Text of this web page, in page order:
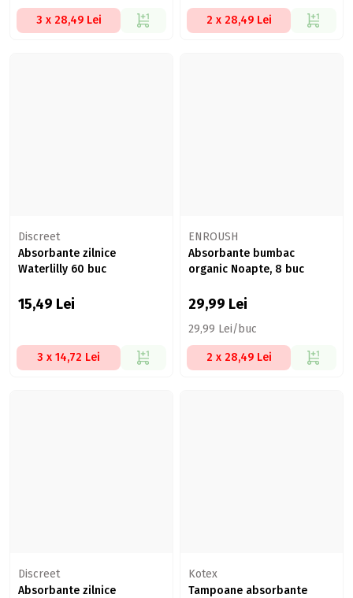
3 x 28,49 Lei 2 x 28,49 Lei
Discreet
Absorbante zilnice
Waterlilly 60 buc
15,49 Lei
3 x 14,72 Lei
ENROUSH
Absorbante bumbac
organic Noapte, 8 buc
29,99 Lei
29,99 Lei/buc
2 x 28,49 Lei
Discreet
Absorbante zilnice
Kotex
Tampoane absorbante